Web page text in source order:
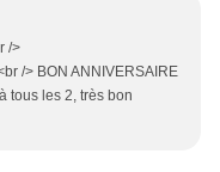
/>
/> BON ANNIVERSAIRE
tous les 2, très bon